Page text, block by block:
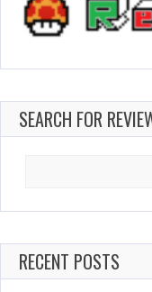
SEARCH FOR
RECENT POSTS